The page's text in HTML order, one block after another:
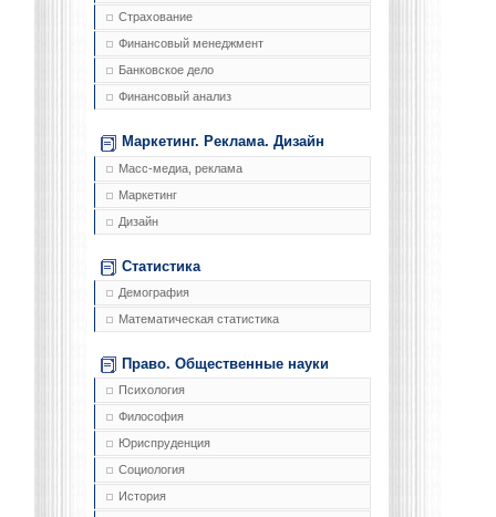
Страхование
Финансовый менеджмент
Банковское дело
Финансовый анализ
Маркетинг. Реклама. Дизайн
Масс-медиа, реклама
Маркетинг
Дизайн
Статистика
Демография
Математическая статистика
Право. Общественные науки
Психология
Философия
Юриспруденция
Социология
История